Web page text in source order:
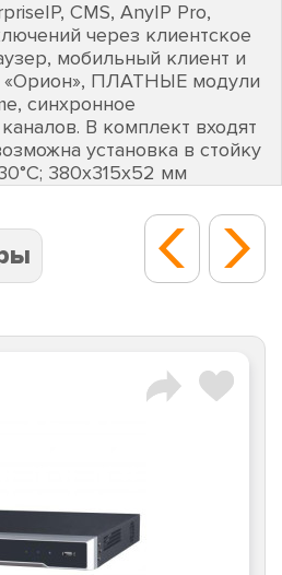
CMS, AnyIP Pro,
через клиентское
мобильный клиент и
«Орион», ПЛАТНЫЕ модули
синхронное
В комплект входят
установка в стойку
380х315х52 мм